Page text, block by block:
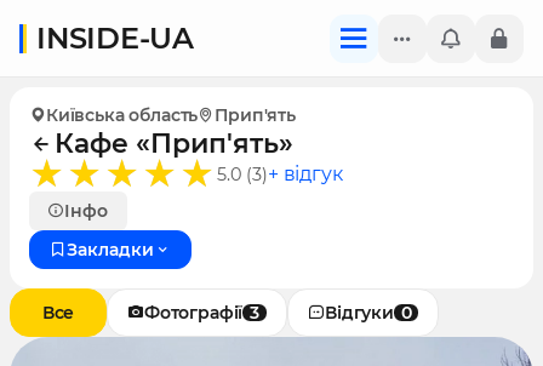
INSIDE-UA
Київська область Прип'ять
Кафе «Прип'ять»
5.0 (3)+ відгук
Інфо
Закладки
Все Фотографії 3 Відгуки 0